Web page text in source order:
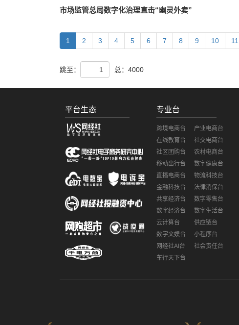
市场监管总局数字化治理直击“幽灵外卖”
1 2 3 4 5 6 7 8 9 10 11
跳至： 总：4000
平台生态 专业台
跨境电商台
产业电商台
在线教育台
社交电商台
社区团购台
农村电商台
移动出行台
数字健康台
直播电商台
物流科技台
金融科技台
法律消保台
共享经济台
数字零售台
数字经济台
数字生活台
云计算台
供应链台
数字文娱台
小程序台
网经社AI台
社会责任台
车行天下台